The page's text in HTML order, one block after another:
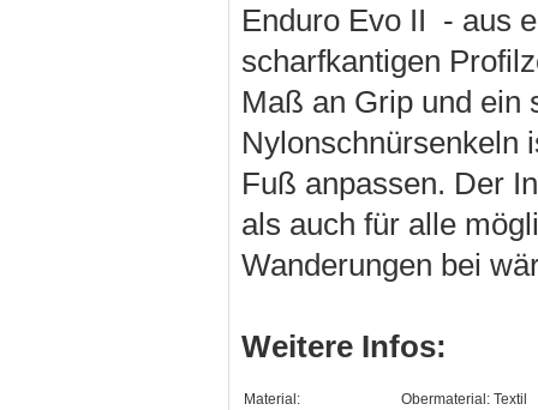
Enduro Evo II - aus
scharfkantigen
Maß an Grip und ein
Nylonschnürsenkeln
Fuß anpassen. Der
als auch für alle
Wanderungen bei
Weitere Infos:
Material:
Obermaterial: Textil